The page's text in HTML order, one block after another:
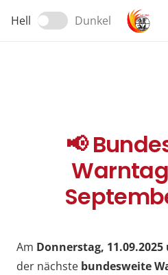
Hell Dunkel
📢
Warntag
Am Donnerstag, 11.09.2025
der nächste bundesweite